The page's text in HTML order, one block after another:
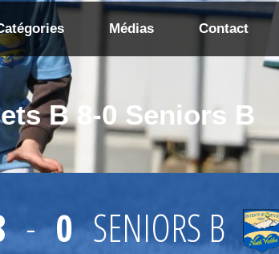
Médias Contact
B 8-0 Seniors B
- 0 SENIORS B